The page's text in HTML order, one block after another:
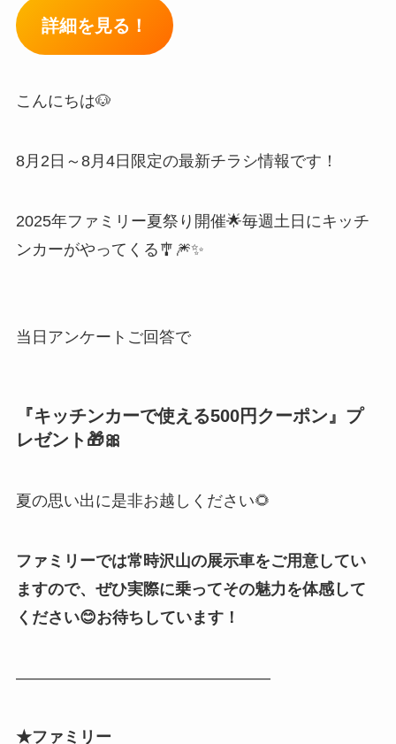
詳細を見る！
こんにちは🐶
8月2日～8月4日限定の最新チラシ情報です！
2025年ファミリー夏祭り開催🌟毎週土日にキッチ
ンカーがやってくる🎐🎆✨
当日アンケートご回答で
『キッチンカーで使える500円クーポン』プ
レゼント🎁🎀
夏の思い出に是非お越しください🌻
ファミリーでは常時沢山の展示車をご用意してい
ますので、ぜひ実際に乗ってその魅力を体感して
ください😊お待ちしています！
————————————————
★ファミリー